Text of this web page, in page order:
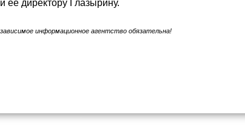
директору Глазырину.
информационное агентство обязательна!